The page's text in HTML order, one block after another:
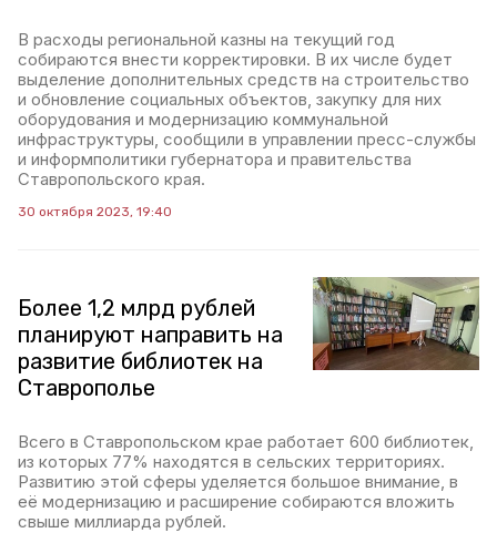
В расходы региональной казны на текущий год
собираются внести корректировки. В их числе будет
выделение дополнительных средств на строительство
и обновление социальных объектов, закупку для них
оборудования и модернизацию коммунальной
инфраструктуры, сообщили в управлении пресс-службы
и информполитики губернатора и правительства
Ставропольского края.
30 октября 2023, 19:40
Более 1,2 млрд рублей
планируют направить на
развитие библиотек на
Ставрополье
Всего в Ставропольском крае работает 600 библиотек,
из которых 77% находятся в сельских территориях.
Развитию этой сферы уделяется большое внимание, в
её модернизацию и расширение собираются вложить
свыше миллиарда рублей.